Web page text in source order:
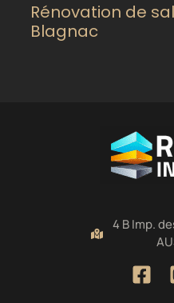
Rénovation de
Blagnac
4 B Imp.